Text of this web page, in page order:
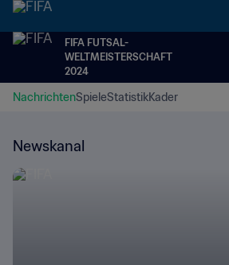
FIFA FUTSAL-
WELTMEISTERSCHAFT
2024
NachrichtenSpieleStatistikKader
Newskanal